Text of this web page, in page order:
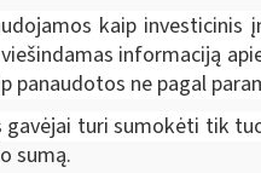
kaip investicinis
informaciją
panaudotos ne pagal
turi sumokėti tik
sumą.